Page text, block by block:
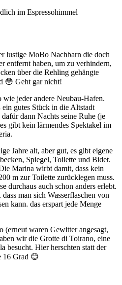
im Espressohimmel
lustige MoBo Nachbarn die doch
entfernt haben, um zu verhindern,
über die Rehling gehängte
😳 Geht gar nicht!
jeder andere Neubau-Hafen.
gutes Stück in die Altstadt
dann Nachts seine Ruhe (je
gibt kein lärmendes Spektakel im
Jahre alt, aber gut, es gibt eigene
Spiegel, Toilette und Bidet.
Marina wirbt damit, dass kein
m zur Toilette zurücklegen muss.
durchaus auch schon anders erlebt.
man sich Wasserflaschen von
kann. das erspart jede Menge
(erneut waren Gewitter angesagt,
wir die Grotte di Toirano, eine
besucht. Hier herschten statt der
16 Grad 😊